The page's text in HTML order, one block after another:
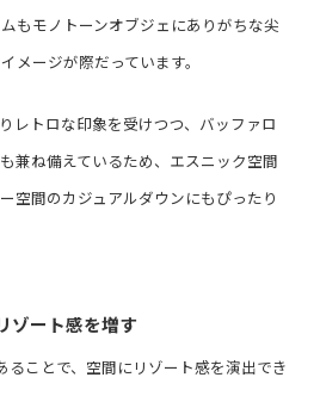
もモノトーンオブジェにありがちな尖
メージが際だっています。
レトロな印象を受けつつ、バッファロ
兼ね備えているため、エスニック空間
空間のカジュアルダウンにもぴったり
ゾート感を増す
ることで、空間にリゾート感を演出でき